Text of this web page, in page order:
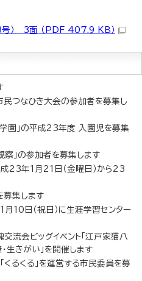
） 3面 （PDF 407.9 KB）
つなひき大会の参加者を募集し
園」の平成23年度 入園児を募集
察」の参加者を募集します
23年1月21日（金曜日）から23
募集します
10日（祝日）に生涯学習センター
流会ビッグイベント「江戸家猫八
生きがい」を開催します
くるくる」を運営する市民委員を募